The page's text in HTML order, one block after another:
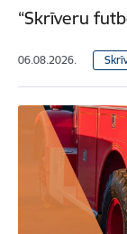
“Skrīveru
06.08.2026.